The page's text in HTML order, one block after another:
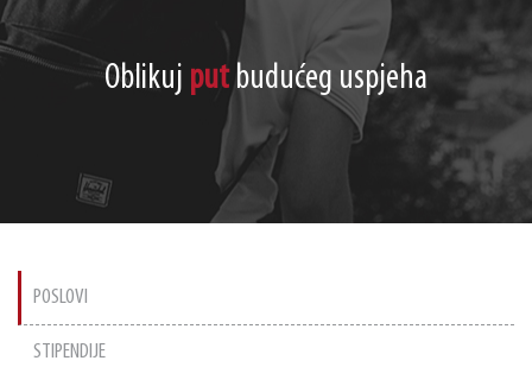
Oblikuj putbudućeg uspjeha
POSLOVI
STIPENDIJE